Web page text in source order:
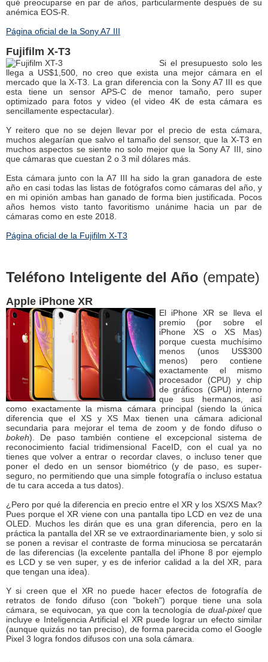
qué preocuparse en par de años, particularmente después de su
anémica EOS-R.
Página oficial de la Sony A7 III
Fujifilm X-T3
Si el presupuesto solo les
llega a US$1,500, no creo que exista una mejor cámara en el
mercado que la X-T3. La gran diferencia con la Sony A7 III es que
esta tiene un sensor APS-C de menor tamaño, pero super
optimizado para fotos y video (el video 4K de esta cámara es
sencillamente espectacular).
Y reitero que no se dejen llevar por el precio de esta cámara,
muchos alegarían que salvo el tamaño del sensor, que la X-T3 en
muchos aspectos se siente no solo mejor que la Sony A7 III, sino
que cámaras que cuestan 2 o 3 mil dólares más.
Esta cámara junto con la A7 III ha sido la gran ganadora de este
año en casi todas las listas de fotógrafos como cámaras del año, y
en mi opinión ambas han ganado de forma bien justificada. Pocos
años hemos visto tanto favoritismo unánime hacia un par de
cámaras como en este 2018.
Página oficial de la Fujifilm X-T3
Teléfono Inteligente del Año (empate)
Apple iPhone XR
El iPhone XR se lleva el
premio (por sobre el
iPhone XS o XS Mas)
porque cuesta muchísimo
menos (unos US$300
menos) pero contiene
exactamente el mismo
procesador (CPU) y chip
de gráficos (GPU) interno
que sus hermanos, así
como exactamente la misma cámara principal (siendo la única
diferencia que el XS y XS Max tienen una cámara adicional
secundaria para mejorar el tema de zoom y de fondo difuso o
bokeh). De paso también contiene el excepcional sistema de
reconocimiento facial tridimensional FaceID, con el cual ya no
tienes que volver a entrar o recordar claves, o incluso tener que
poner el dedo en un sensor biométrico (y de paso, es super-
seguro, no permitiendo que una simple fotografía o incluso estatua
de tu cara acceda a tus datos).
¿Pero por qué la diferencia en precio entre el XR y los XS/XS Max?
Pues porque el XR viene con una pantalla tipo LCD en vez de una
OLED. Muchos les dirán que es una gran diferencia, pero en la
práctica la pantalla del XR se ve extraordinariamente bien, y solo si
se ponen a revisar el contraste de forma minuciosa se percatarán
de las diferencias (la excelente pantalla del iPhone 8 por ejemplo
es LCD y se ven super, y es de inferior calidad a la del XR, para
que tengan una idea).
Y si creen que el XR no puede hacer efectos de fotografía de
retratos de fondo difuso (con "bokeh") porque tiene una sola
cámara, se equivocan, ya que con la tecnología de dual-pixelque
incluye e Inteligencia Artificial el XR puede lograr un efecto similar
(aunque quizás no tan preciso), de forma parecida como el Google
Pixel 3 logra fondos difusos con una sola cámara.